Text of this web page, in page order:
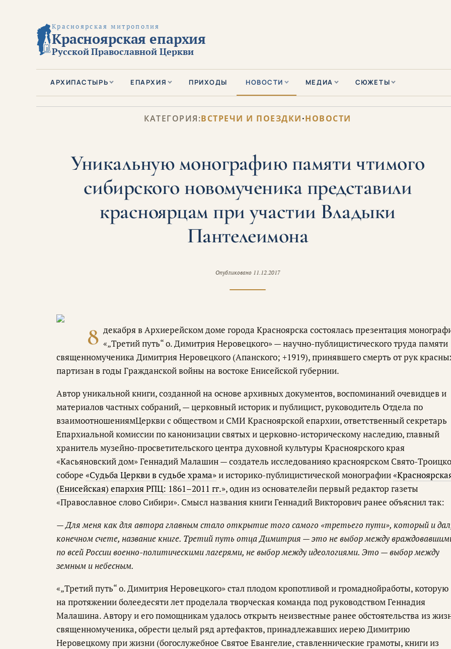
Красноярская митрополия
Красноярская епархия
Русской Православной Церкви
АРХИПАСТЫРЬ ЕПАРХИЯ ПРИХОДЫ НОВОСТИ МЕДИА СЮЖЕТЫ
КАТЕГОРИЯ:ВСТРЕЧИ И ПОЕЗДКИ·НОВОСТИ
Уникальную монографию памяти чтимого
сибирского новомученика представили
красноярцам при участии Владыки
Пантелеимона
Опубликовано 11.12.2017
8 декабря в Архиерейском доме города Красноярска состоялась презентация
«„Третий путь“ о. Димитрия Неровецкого» — научно-публицистического труда памяти
священномученика Димитрия Неровецкого (Апанского; +1919), принявшего смерть от рук
партизан в годы Гражданской войны на востоке Енисейской губернии.
Автор уникальной книги, созданной на основе архивных документов, воспоминаний очевидцев и
материалов частных собраний, — церковный историк и публицист, руководитель Отдела по
взаимоотношениямЦеркви с обществом и СМИ Красноярской епархии, ответственный секретарь
Епархиальной комиссии по канонизации святых и церковно-историческому наследию, главный
хранитель музейно-просветительского центра духовной культуры Красноярского края
«Касьяновский дом» Геннадий Малашин — создатель исследованияо красноярском Свято-
соборе «Судьба Церкви в судьбе храма»и историко-публицистической монографии
(Енисейская) епархия РПЦ: 1861–2011 гг.», один из основателейи первый редактор газеты
«Православное слово Сибири». Смысл названия книги Геннадий Викторович ранее объяснил так:
— Для меня как для автора главным стало открытие того самого «третьего пути», который и
конечном счете, название книге. Третий путь отца Димитрия — это не выбор между
по всей России военно-политическими лагерями, не выбор между идеологиями. Это — выбор между
земным и небесным.
«„Третий путь“ о. Димитрия Неровецкого» стал плодом кропотливой и громаднойработы, которую
на протяжении болеедесяти лет проделала творческая команда под руководством Геннадия
Малашина. Автору и его помощникам удалось открыть неизвестные ранее обстоятельства из
священномученика, обрести целый ряд артефактов, принадлежавших иерею Димитрию
Неровецкому при жизни (богослужебное Святое Евангелие, ставленнические грамоты, книги из